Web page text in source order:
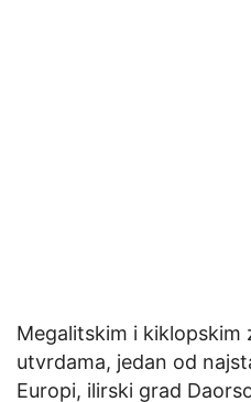
Megalitskim i kiklopskim
utvrdama, jedan od
Europi, ilirski grad